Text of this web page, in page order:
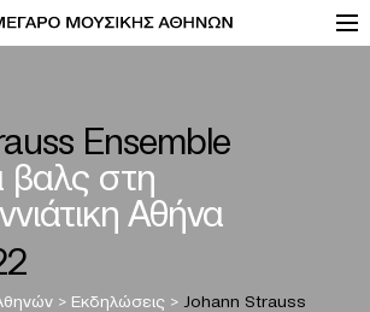
Ensemble
βαλς στη
Αθήνα
> Εκδηλώσεις > Johann Strauss